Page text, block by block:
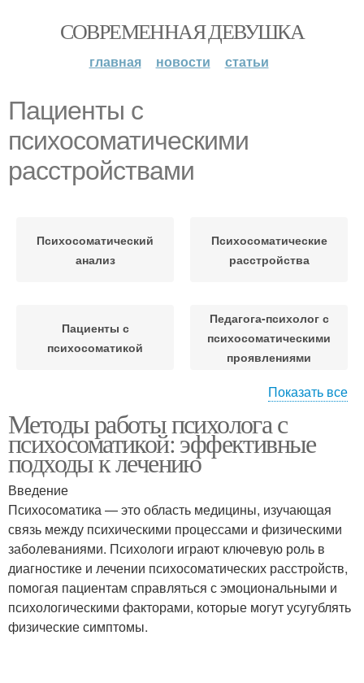
СОВРЕМЕННАЯ ДЕВУШКА
главная новости статьи
Пациенты с
психосоматическими
расстройствами
Психосоматический
анализ
Психосоматические
расстройства
Пациенты с
психосоматикой
Педагога-психолог с
психосоматическими
проявлениями
психосоматическими
расстройствами
Показать все
Методы работы психолога с
психосоматикой: эффективные
подходы к лечению
Введение
Психосоматика — это область медицины, изучающая
связь между психическими процессами и физическими
заболеваниями. Психологи играют ключевую роль в
диагностике и лечении психосоматических расстройств,
помогая пациентам справляться с эмоциональными и
психологическими факторами, которые могут усугублять
физические симптомы.